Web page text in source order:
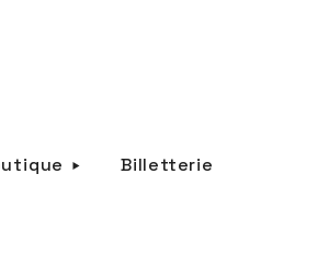
Billetterie